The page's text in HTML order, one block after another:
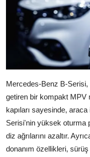
Mercedes-Benz B-
getiren bir kompakt MPV
kapıları sayesinde,
Serisi'nin yüksek oturma
diz ağrılarını azaltır.
donanım özellikleri,